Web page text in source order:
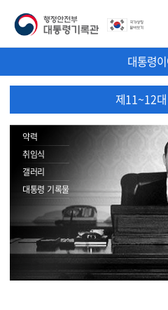
대통령
제11~12
약력
취임식
갤러리
대통령 기록물